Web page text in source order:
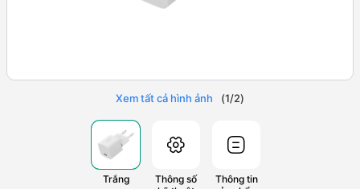
Xem tất cả hình ảnh (1/2)
Trắng
Thông số
Thông tin